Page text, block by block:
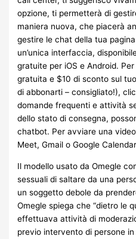
opzione, ti permetterà di
maniera nuova, che piacerà
gestire le chat della tua
un’unica interfaccia,
gratuite per iOS e Android.
gratuita e $10 di sconto sul
di abbonarti – consigliato!),
domande frequenti e attività
dello stato di consegna,
chatbot. Per avviare una
Meet, Gmail o Google
Il modello usato da Omegle
sessuali di saltare da una
un soggetto debole da
Omegle spiega che “dietro le
effettuava attività di
previo intervento di persone